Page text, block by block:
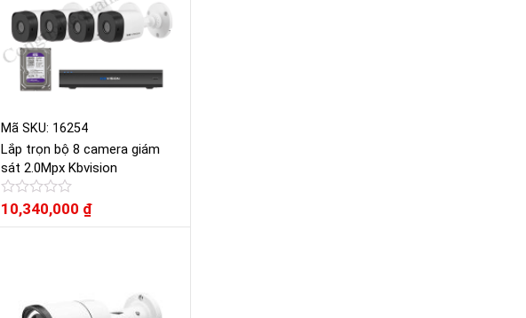
Mã SKU: 16254
Lắp trọn bộ 8 camera giám
sát 2.0Mpx Kbvision
Được
xếp
10,340,000 ₫